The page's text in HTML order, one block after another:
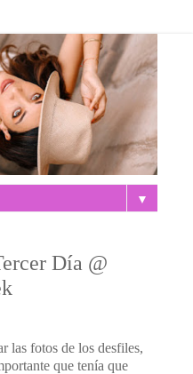
▼
Día @
las fotos de los desfiles,
que tenía que